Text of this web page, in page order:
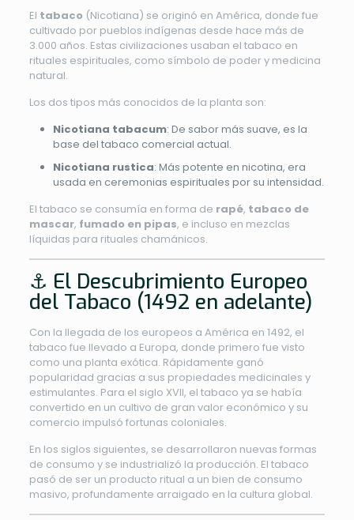
El tabaco (Nicotiana) se originó en América, donde fue
cultivado por pueblos indígenas desde hace más de
3.000 años. Estas civilizaciones usaban el tabaco en
rituales espirituales, como símbolo de poder y medicina
natural.
Los dos tipos más conocidos de la planta son:
Nicotiana tabacum: De sabor más suave, es la
base del tabaco comercial actual.
Nicotiana rustica: Más potente en nicotina, era
usada en ceremonias espirituales por su intensidad.
El tabaco se consumía en forma de rapé, tabaco de
mascar, fumado en pipas, e incluso en mezclas
líquidas para rituales chamánicos.
⚓ El Descubrimiento Europeo
del Tabaco (1492 en adelante)
Con la llegada de los europeos a América en 1492, el
tabaco fue llevado a Europa, donde primero fue visto
como una planta exótica. Rápidamente ganó
popularidad gracias a sus propiedades medicinales y
estimulantes. Para el siglo XVII, el tabaco ya se había
convertido en un cultivo de gran valor económico y su
comercio impulsó fortunas coloniales.
En los siglos siguientes, se desarrollaron nuevas formas
de consumo y se industrializó la producción. El tabaco
pasó de ser un producto ritual a un bien de consumo
masivo, profundamente arraigado en la cultura global.